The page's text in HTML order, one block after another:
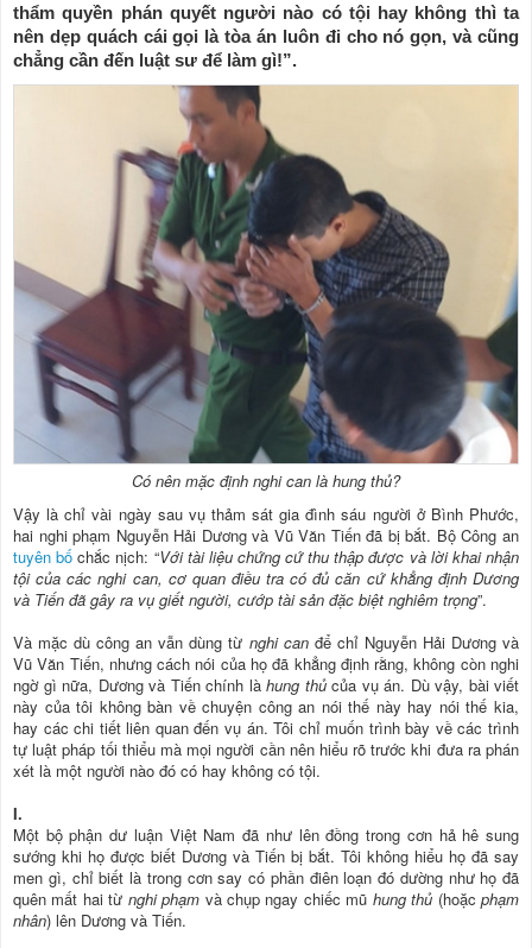
thẩm quyền phán quyết người nào có tội hay không thì ta
nên dẹp quách cái gọi là tòa án luôn đi cho nó gọn, và cũng
chẳng cần đến luật sư để làm gì!”.
Có nên mặc định nghi can là hung thủ?
Vậy là chỉ vài ngày sau vụ thảm sát gia đình sáu người ở Bình Phước,
hai nghi phạm Nguyễn Hải Dương và Vũ Văn Tiến đã bị bắt. Bộ Công an
tuyên bố chắc nịch: “Với tài liệu chứng cứ thu thập được và lời khai nhận
tội của các nghi can, cơ quan điều tra có đủ căn cứ khẳng định Dương
và Tiến đã gây ra vụ giết người, cướp tài sản đặc biệt nghiêm trọng”.
Và mặc dù công an vẫn dùng từ nghi canđể chỉ Nguyễn Hải Dương và
Vũ Văn Tiến, nhưng cách nói của họ đã khẳng định rằng, không còn nghi
ngờ gì nữa, Dương và Tiến chính là hung thủcủa vụ án. Dù vậy, bài viết
này của tôi không bàn về chuyện công an nói thế này hay nói thế kia,
hay các chi tiết liên quan đến vụ án. Tôi chỉ muốn trình bày về các trình
tự luật pháp tối thiểu mà mọi người cần nên hiểu rõ trước khi đưa ra phán
xét là một người nào đó có hay không có tội.
I.
Một bộ phận dư luận Việt Nam đã như lên đồng trong cơn hả hê sung
sướng khi họ được biết Dương và Tiến bị bắt. Tôi không hiểu họ đã say
men gì, chỉ biết là trong cơn say có phần điên loạn đó dường như họ đã
quên mất hai từ nghi phạm và chụp ngay chiếc mũ hung thủ (hoặcphạm
nhân) lên Dương và Tiến.